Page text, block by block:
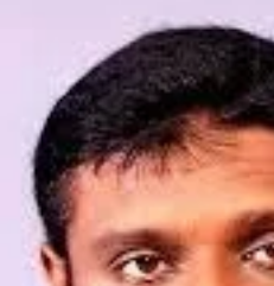
பயிர்ச்செய்கைகள்
பல்கலைக்கழகத்திற்கு
பல்கலையில் மூன்று
பதக்கங்கள் மற்றும் சிறப்புப்
அஹ்திய்யா
பல்கலைக்கழக ஊழியர்
ஆழ்த்தும் விபூதி மலை! –